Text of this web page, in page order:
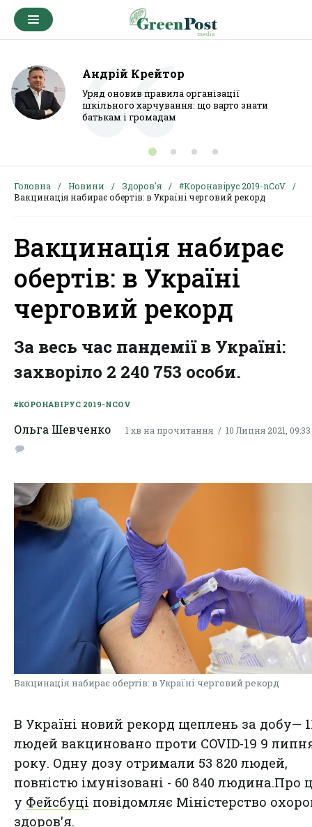
Андрій Крейтор
Уряд оновив правила організації
шкільного харчування: що варто знати
батькам і громадам
Головна Новини Здоров'я
#Коронавірус 2019-nCoV
Вакцинація набирає обертів: в Україні черговий рекорд
Вакцинація набирає
обертів: в Україні
черговий рекорд
За весь час пандемії в Україні:
захворіло 2 240 753 особи.
#КОРОНАВІРУС 2019-NCOV
Ольга Шевченко 1 хв на прочитання 10 Липня 2021, 09:33
Вакцинація набирає обертів: в Україні черговий рекорд
В Україні новий рекорд щеплень за добу—
людей вакциновано проти COVID-19 9
року. Одну дозу отримали 53 820 людей,
повністю імунізовані - 60 840 людина.Про
у Фейсбуці повідомляє Міністерство
здоров'я.